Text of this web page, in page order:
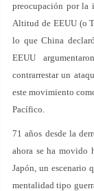
preocupación por la
Altitud de EEUU (o
lo que China
EEUU
contrarrestar un
este movimiento
Pacífico.
71 años desde la
ahora se ha movido
Japón, un escenario
mentalidad tipo